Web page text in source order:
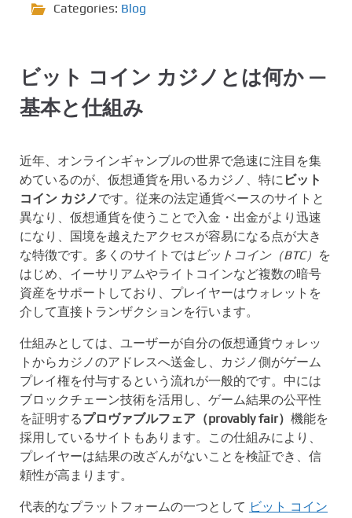
Categories: Blog
ビット コイン カジノとは何か —
基本と仕組み
近年、オンラインギャンブルの世界で急速に注目を集
めているのが、仮想通貨を用いるカジノ、特に ビット
コイン カジノです。従来の法定通貨ベースのサイトと
異なり、仮想通貨を使うことで入金・出金がより迅速
になり、国境を越えたアクセスが容易になる点が大き
な特徴です。多くのサイトでは ビットコイン（BTC） を
はじめ、イーサリアムやライトコインなど複数の暗号
資産をサポートしており、プレイヤーはウォレットを
介して直接トランザクションを行います。
仕組みとしては、ユーザーが自分の仮想通貨ウォレッ
トからカジノのアドレスへ送金し、カジノ側がゲーム
プレイ権を付与するという流れが一般的です。中には
ブロックチェーン技術を活用し、ゲーム結果の公平性
を証明するプロヴァブルフェア（provably fair） 機能を
採用しているサイトもあります。この仕組みにより、
プレイヤーは結果の改ざんがないことを検証でき、信
頼性が高まります。
代表的なプラットフォームの一つとして ビット コイン